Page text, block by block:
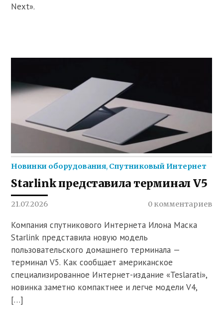
Next».
Новинки оборудования, Спутниковый Интернет
Starlink представила терминал V5
21.07.2026 0 комментариев
Компания спутникового Интернета Илона Маска
Starlink представила новую модель
пользовательского домашнего терминала —
терминал V5. Как сообщает американское
специализированное Интернет-издание «Teslarati»,
новинка заметно компактнее и легче модели V4,
[…]